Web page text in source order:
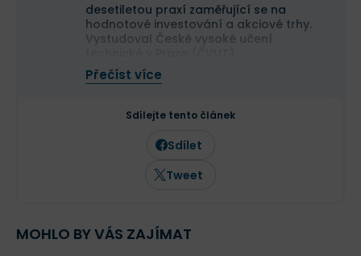
desetiletou praxí zaměřující se na
hodnotové investování a akciové trhy.
Vystudoval České vysoké učení
Ve své investiční strategii kombinuje
aktivní i pasivní přístup a zaměřuje se
společnosti a value investice. Ve svých
článcích se věnuje investičním
strategiím, psychologii investování a
analýze jednotlivých akcií.
Přečíst více
Sdílejte tento článek
Sdílet
Tweet
MOHLO BY VÁS ZAJÍMAT